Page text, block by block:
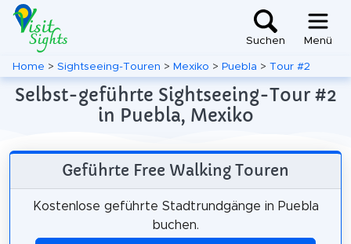
Suchen Menü
Home > Sightseeing-Touren > Mexiko > Puebla > Tour #2
Selbst-geführte Sightseeing-Tour #2
in Puebla, Mexiko
Geführte Free Walking Touren
Kostenlose geführte Stadtrundgänge in Puebla
buchen.